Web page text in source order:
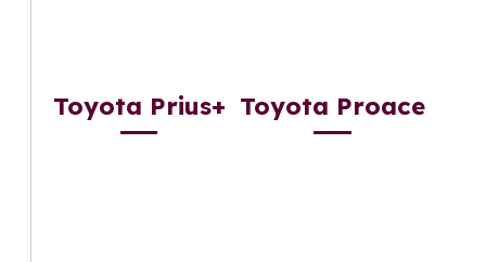
Toyota Prius+ Toyota Proace